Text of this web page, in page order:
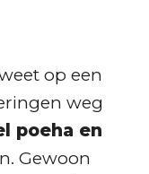
op een
weg
poeha en
Gewoon